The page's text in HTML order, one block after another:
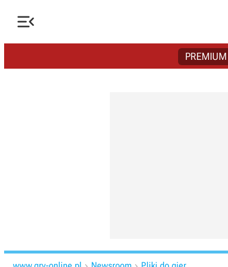

PREMIUM